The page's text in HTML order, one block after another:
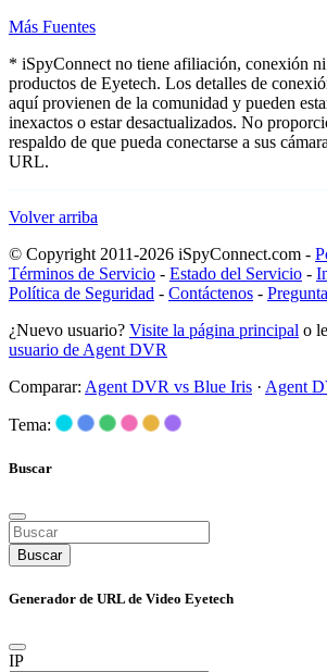
Más Fuentes
* iSpyConnect no tiene afiliación, conexión
productos de Eyetech. Los detalles de
aquí provienen de la comunidad y pueden
inexactos o estar desactualizados. No
respaldo de que pueda conectarse a sus
URL.
Volver arriba
© Copyright 2011-2026 iSpyConnect.com -
Términos de Servicio - Estado del Servicio -
Política de Seguridad - Contáctenos -
¿Nuevo usuario? Visite la página principal o
usuario de Agent DVR
Comparar: Agent DVR vs Blue Iris · Agent
Tema:
Buscar
Buscar
Generador de URL de Video Eyetech
IP